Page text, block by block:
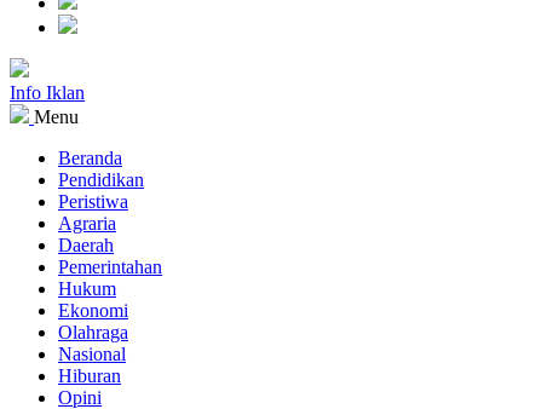
Info Iklan
Menu
Beranda
Pendidikan
Peristiwa
Agraria
Daerah
Pemerintahan
Hukum
Ekonomi
Olahraga
Nasional
Hiburan
Opini